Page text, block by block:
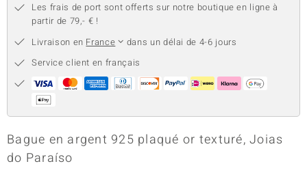
Les frais de port sont offerts sur notre boutique en ligne à
partir de 79,- € !
Livraison en France
dans un délai de 4-6 jours
Service client en français
Bague en argent 925 plaqué or texturé, Joias
do Paraíso